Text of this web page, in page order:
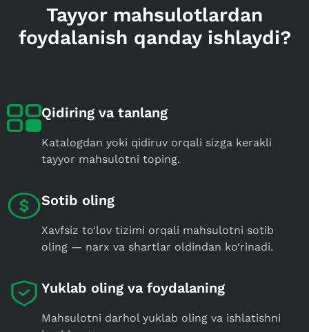
Tayyor mahsulotlardan
foydalanish qanday ishlaydi?
Qidiring va tanlang
Katalogdan yoki qidiruv orqali sizga kerakli
tayyor mahsulotni toping.
Sotib oling
Xavfsiz to‘lov tizimi orqali mahsulotni sotib
oling — narx va shartlar oldindan ko‘rinadi.
Yuklab oling va foydalaning
Mahsulotni darhol yuklab oling va ishlatishni